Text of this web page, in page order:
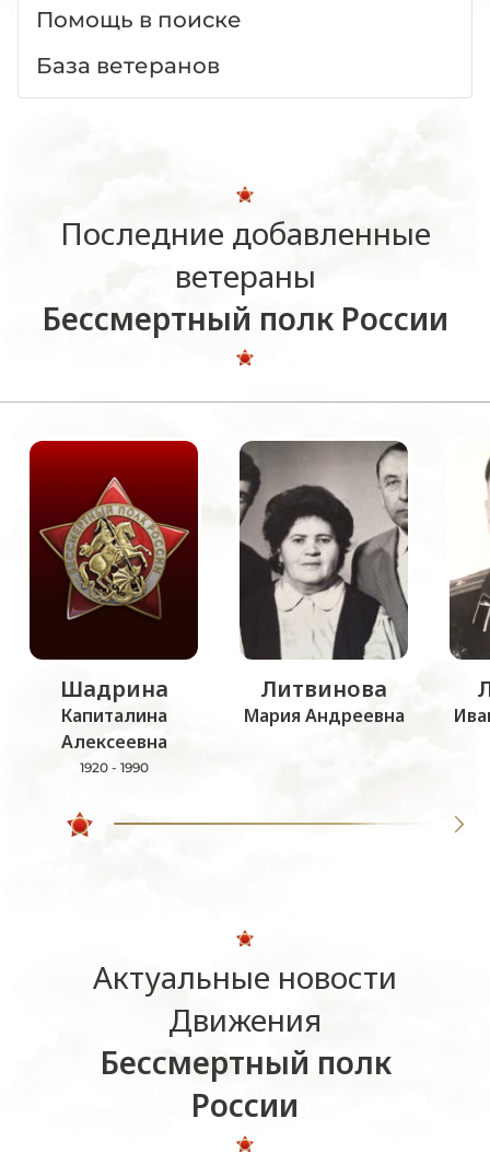
Помощь в поиске
База ветеранов
Последние добавленные
ветераны
Бессмертный полк России
Шадрина
Капиталина
Алексеевна
1920 - 1990
Литвинова
Мария Андреевна
Актуальные новости
Движения
Бессмертный полк
России